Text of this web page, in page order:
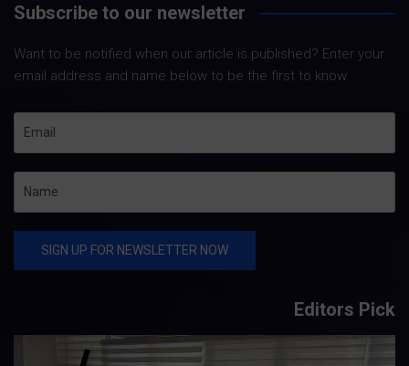
Subscribe to our newsletter
Want to be notified when our article is published? Enter your
email address and name below to be the first to know.
Editors Pick